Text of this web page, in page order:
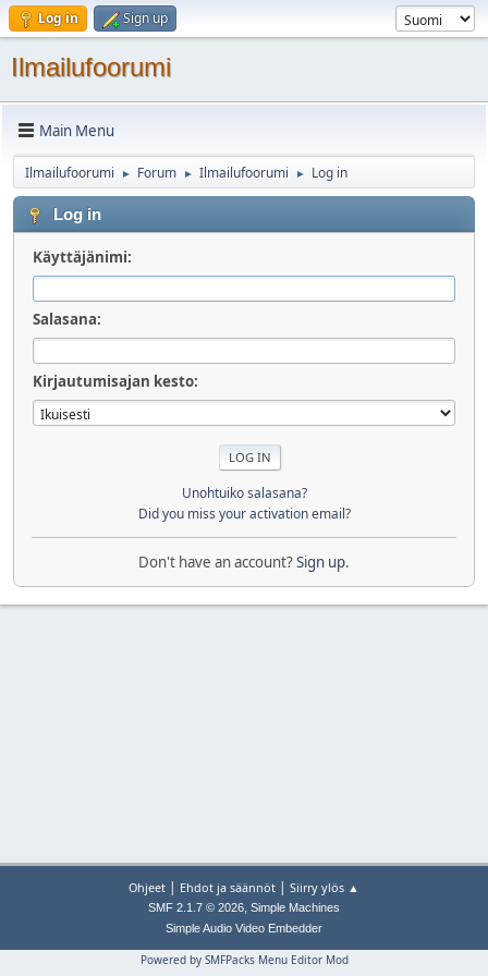
Log in Sign up
Ilmailufoorumi
Main Menu
Ilmailufoorumi ► Forum ► Ilmailufoorumi ► Log in
Log in
Käyttäjänimi:
Salasana:
Kirjautumisajan kesto:
Unohtuiko salasana?
Did you miss your activation email?
Don't have an account?Sign up.
Ohjeet | Ehdot ja säännöt | Siirry ylös ▲
SMF 2.1.7 © 2026, Simple Machines
Simple Audio Video Embedder
Powered by SMFPacks Menu Editor Mod